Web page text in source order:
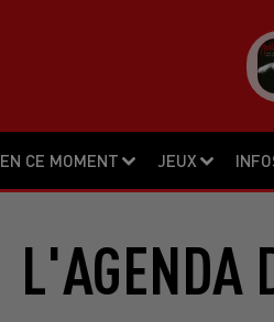
EN CE MOMENT JEUX
L'AGENDA